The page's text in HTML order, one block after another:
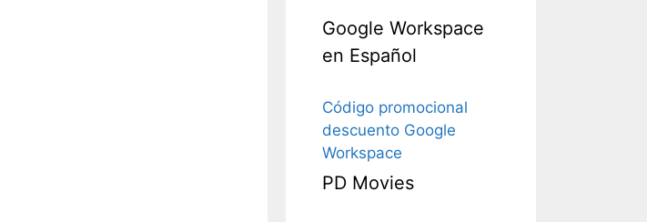
Google Workspace
en Español
Código promocional
descuento Google
Workspace
PD Movies